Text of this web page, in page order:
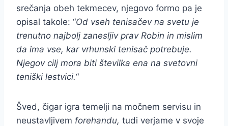
srečanja obeh tekmecev, njegovo formo pa je
opisal takole: “Od vseh tenisačev na svetu je
trenutno najbolj zanesljiv prav Robin in mislim
da ima vse, kar vrhunski tenisač potrebuje.
Njegov cilj mora biti številka ena na svetovni
teniški lestvici.“
Šved, čigar igra temelji na močnem servisu in
neustavljivem forehandu, tudi verjame v svoje